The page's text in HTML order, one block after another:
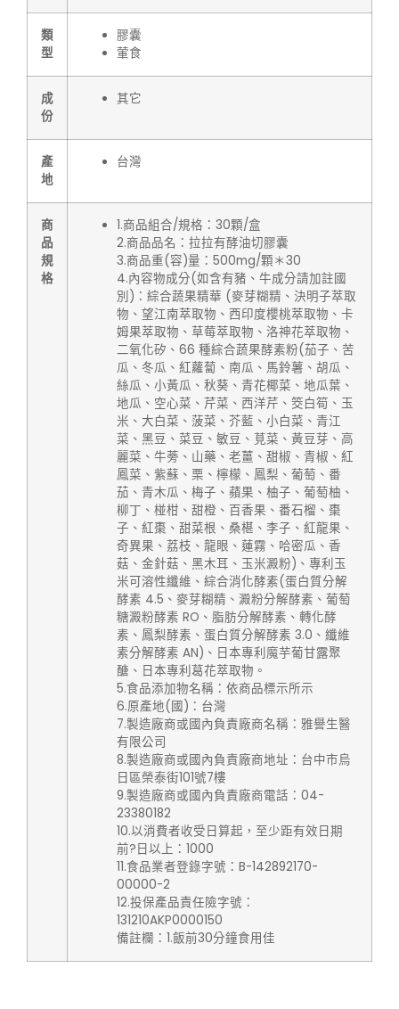
類
型
膠囊
葷食
成
份
其它
產
地
台灣
商
品
規
格
1.商品組合/規格：30顆/盒
2.商品品名：拉拉有酵油切膠囊
3.商品重(容)量：500mg/顆＊30
4.內容物成分(如含有豬、牛成分請加註國
別)：綜合蔬果精華 (麥芽糊精、決明子萃取
物、望江南萃取物、西印度櫻桃萃取物、卡
姆果萃取物、草莓萃取物、洛神花萃取物、
二氧化矽、66 種綜合蔬果酵素粉(茄子、苦
瓜、冬瓜、紅蘿蔔、南瓜、馬鈴薯、胡瓜、
絲瓜、小黃瓜、秋葵、青花椰菜、地瓜葉、
地瓜、空心菜、芹菜、西洋芹、筊白筍、玉
米、大白菜、菠菜、芥藍、小白菜、青江
菜、黑豆、菜豆、敏豆、莧菜、黃豆芽、高
麗菜、牛蒡、山藥、老薑、甜椒、青椒、紅
鳳菜、紫蘇、栗、檸檬、鳳梨、葡萄、番
茄、青木瓜、梅子、蘋果、柚子、葡萄柚、
柳丁、椪柑、甜橙、百香果、番石榴、棗
子、紅棗、甜菜根、桑椹、李子、紅龍果、
奇異果、荔枝、龍眼、蓮霧、哈密瓜、香
菇、金針菇、黑木耳、玉米澱粉)、專利玉
米可溶性纖維、綜合消化酵素(蛋白質分解
酵素 4.5、麥芽糊精、澱粉分解酵素、葡萄
糖澱粉酵素 RO、脂肪分解酵素、轉化酵
素、鳳梨酵素、蛋白質分解酵素 3.0、纖維
素分解酵素 AN)、日本專利魔芋葡甘露聚
醣、日本專利葛花萃取物。
5.食品添加物名稱：依商品標示所示
6.原產地(國)：台灣
7.製造廠商或國內負責廠商名稱：雅譽生醫
有限公司
8.製造廠商或國內負責廠商地址：台中市烏
日區榮泰街101號7樓
9.製造廠商或國內負責廠商電話：04-
23380182
10.以消費者收受日算起，至少距有效日期
前?日以上：1000
11.食品業者登錄字號：B-142892170-
00000-2
12.投保產品責任險字號：
131210AKP0000150
備註欄：1.飯前30分鐘食用佳